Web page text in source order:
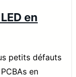
en
petits défauts
en